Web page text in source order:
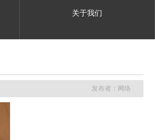
关于我们
发布者：网络